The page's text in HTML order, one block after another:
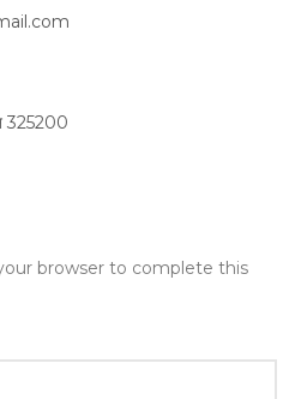
325200
browser to complete this